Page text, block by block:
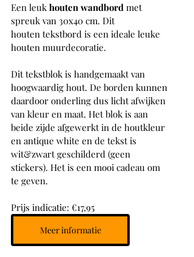
Een leuk houten wandbord met
spreuk van 30x40 cm. Dit
houten tekstbord is een ideale leuke
houten muurdecoratie.
Dit tekstblok is handgemaakt van
hoogwaardig hout. De borden kunnen
daardoor onderling dus licht afwijken
van kleur en maat. Het blok is aan
beide zijde afgewerkt in de houtkleur
en antique white en de tekst is
wit&zwart geschilderd (geen
stickers). Het is een mooi cadeau om
te geven.
Prijs indicatie: €17,95
Meer informatie